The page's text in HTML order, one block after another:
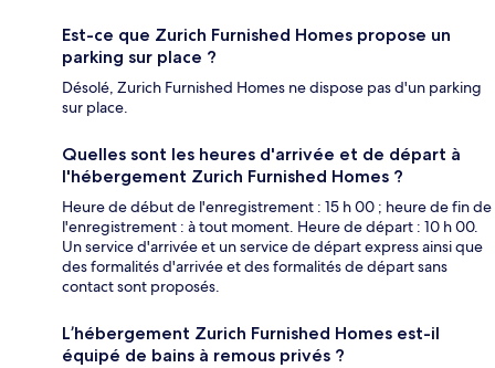
Est-ce que Zurich Furnished Homes propose un
parking sur place ?
Désolé, Zurich Furnished Homes ne dispose pas d'un parking
sur place.
Quelles sont les heures d'arrivée et de départ à
l'hébergement Zurich Furnished Homes ?
Heure de début de l'enregistrement : 15 h 00 ; heure de fin de
l'enregistrement : à tout moment. Heure de départ : 10 h 00.
Un service d'arrivée et un service de départ express ainsi que
des formalités d'arrivée et des formalités de départ sans
contact sont proposés.
L’hébergement Zurich Furnished Homes est-il
équipé de bains à remous privés ?